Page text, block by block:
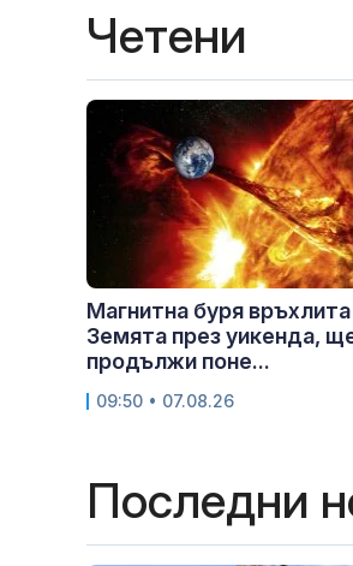
Четени
Магнитна буря връхлита
Земята през уикенда,
продължи поне...
09:50 • 07.08.26
Последни